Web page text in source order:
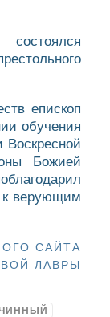
епископ
обучения
Воскресной
Божией
к верующим
САЙТА
ЛАВРЫ